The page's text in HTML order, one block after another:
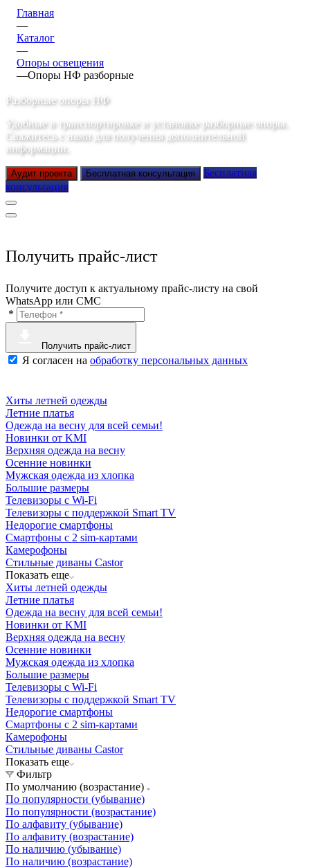
Главная
—
Каталог
—
Опоры освещения
—Опоры НФ разборные
Разборные опоры НФ
Удобные в транспортировке и установке разборные опоры.
Свяжитесь с нами для получения дополнительной
информации.
Аудит проекта Бесплатная консультация
Бесплатная
консультация
Получить прайс-лист
Получите доступ к актуальному прайс-листу на свой
WhatsApp или СМС
*
Получить прайс-лист
Я согласен на обработку персональных данных
Хиты летней одежды
Летние платья
Одежда на весну для всей семьи!
Новинки от KMI
Верхняя одежда на весну
Осенние новинки
Мужская одежда из хлопка
Большие размеры
Телевизоры с Wi-Fi
Телевизоры с поддержкой Smart TV
Недорогие смартфоны
Смартфоны с 2 sim-картами
Камерофоны
Стильные диваны Castor
Показать еще
Хиты летней одежды
Летние платья
Одежда на весну для всей семьи!
Новинки от KMI
Верхняя одежда на весну
Осенние новинки
Мужская одежда из хлопка
Большие размеры
Телевизоры с Wi-Fi
Телевизоры с поддержкой Smart TV
Недорогие смартфоны
Смартфоны с 2 sim-картами
Камерофоны
Стильные диваны Castor
Показать еще
Фильтр
По умолчанию (возрастание)
По популярности (убывание)
По популярности (возрастание)
По алфавиту (убывание)
По алфавиту (возрастание)
По наличию (убывание)
По наличию (возрастание)